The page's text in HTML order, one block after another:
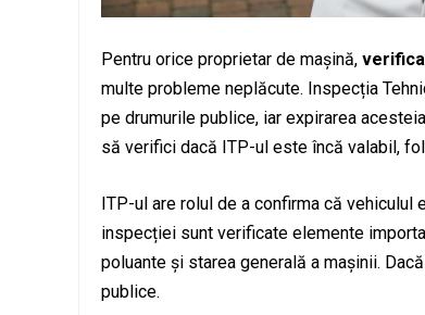
Pentru orice proprietar de mașină,
multe probleme neplăcute. Inspecția
pe drumurile publice, iar expirarea
să verifici dacă ITP-ul este încă valabil,
ITP-ul are rolul de a confirma că
inspecției sunt verificate elemente
poluante și starea generală a mașinii.
publice.